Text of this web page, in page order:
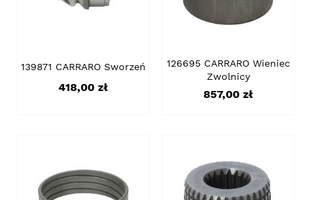
139871 CARRARO Sworzeń
Cena
418,00 zł
126695 CARRARO Wieniec
Zwolnicy
Cena
857,00 zł